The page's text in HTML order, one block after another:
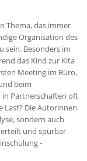
Thema, das immer
Organisation des
sein. Besonders im
das Kind zur Kita
Meeting im Büro,
beim
in Partnerschaften oft
Last? Die Autorinnen
sondern auch
und spürbar
-